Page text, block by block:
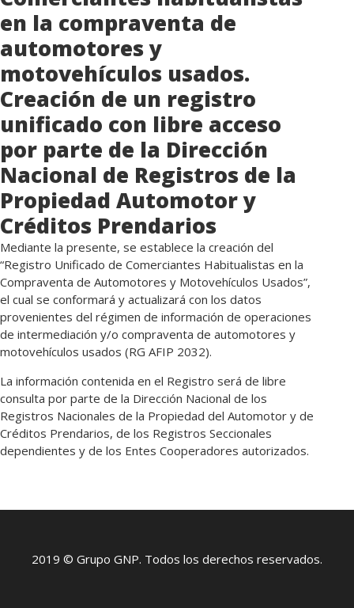
en la compraventa de
automotores y
motovehículos usados.
Creación de un registro
unificado con libre acceso
por parte de la Dirección
Nacional de Registros de la
Propiedad Automotor y
Créditos Prendarios
Mediante la presente, se establece la creación del
“Registro Unificado de Comerciantes Habitualistas en la
Compraventa de Automotores y Motovehículos Usados”,
el cual se conformará y actualizará con los datos
provenientes del régimen de información de operaciones
de intermediación y/o compraventa de automotores y
motovehículos usados (RG AFIP 2032).
La información contenida en el Registro será de libre
consulta por parte de la Dirección Nacional de los
Registros Nacionales de la Propiedad del Automotor y de
Créditos Prendarios, de los Registros Seccionales
dependientes y de los Entes Cooperadores autorizados.
2019 © Grupo GNP. Todos los derechos reservados.